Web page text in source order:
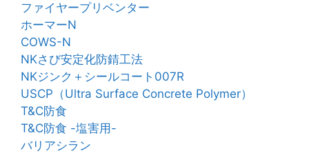
ファイヤープリベンター
ホーマーN
COWS-N
NKさび安定化防錆工法
NKジンク＋シールコート007R
USCP（Ultra Surface Concrete Polymer）
T&C防食
T&C防食 -塩害用-
バリアシラン